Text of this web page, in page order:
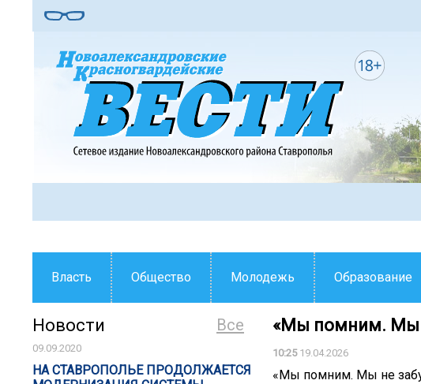
Власть Общество Молодежь Образование
Все
Новости
09.09.2020
НА СТАВРОПОЛЬЕ ПРОДОЛЖАЕТСЯ
«Мы помним. Мы
10:2519.04.2026
«Мы помним. Мы не